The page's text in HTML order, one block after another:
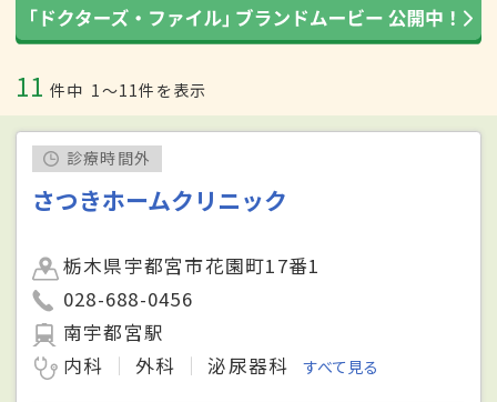
11 件中 1〜11件を表示
診療時間外
さつきホームクリニック
栃木県宇都宮市花園町17番1
028-688-0456
南宇都宮駅
内科
外科 泌尿器科 すべて見る